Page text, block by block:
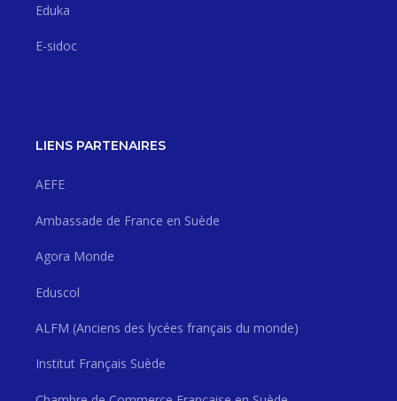
Eduka
E-sidoc
LIENS PARTENAIRES
AEFE
Ambassade de France en Suède
Agora Monde
Eduscol
ALFM (Anciens des lycées français du monde)
Institut Français Suède